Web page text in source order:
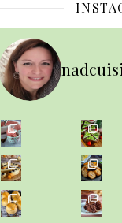
~ NICE CREAM À LA FRAISE ~
Presque un mois que
~ FINANCIERS MYRTILLES ET CITRON ~
Aujourd'hu
~ BUNS MAISON ~
Un peu de boulange par ici au
~ GÂTEAU FONDANT CHOCO NOISETTE ~
C'est lundi